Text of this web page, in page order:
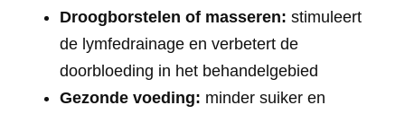
Droogborstelen of masseren: stimuleert
de lymfedrainage en verbetert de
doorbloeding in het behandelgebied
Gezonde voeding: minder suiker en